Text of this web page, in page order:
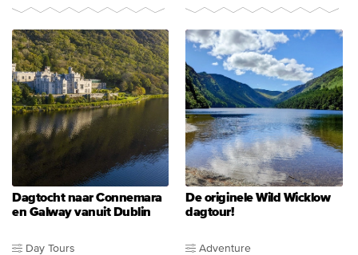
Dagtocht naar Connemara
en Galway vanuit Dublin
Day Tours
De originele Wild Wicklow
dagtour!
Adventure